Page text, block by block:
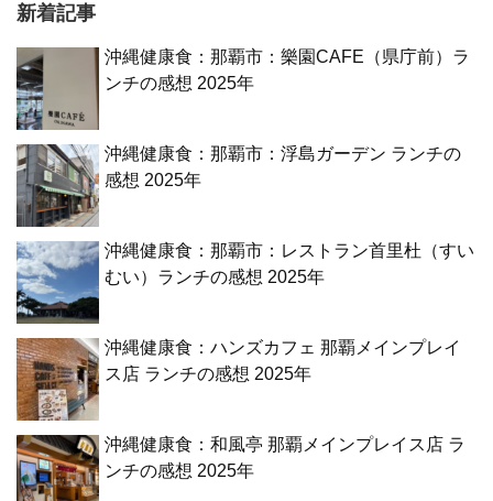
新着記事
沖縄健康食：那覇市：樂園CAFE（県庁前）ラ
ンチの感想 2025年
沖縄健康食：那覇市：浮島ガーデン ランチの
感想 2025年
沖縄健康食：那覇市：レストラン首里杜（すい
むい）ランチの感想 2025年
沖縄健康食：ハンズカフェ 那覇メインプレイ
ス店 ランチの感想 2025年
沖縄健康食：和風亭 那覇メインプレイス店 ラ
ンチの感想 2025年